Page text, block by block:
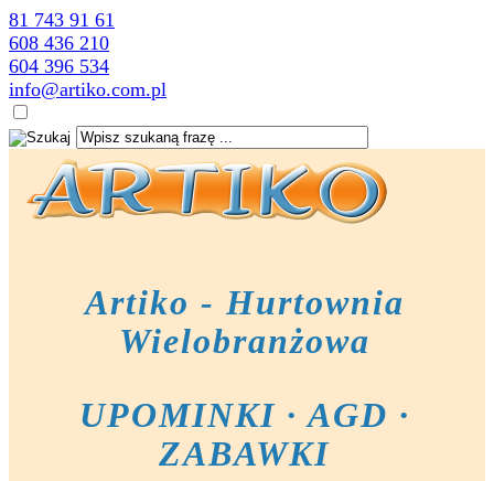
81 743 91 61
608 436 210
604 396 534
info@artiko.com.pl
Artiko - Hurtownia
Wielobranżowa
UPOMINKI · AGD ·
ZABAWKI